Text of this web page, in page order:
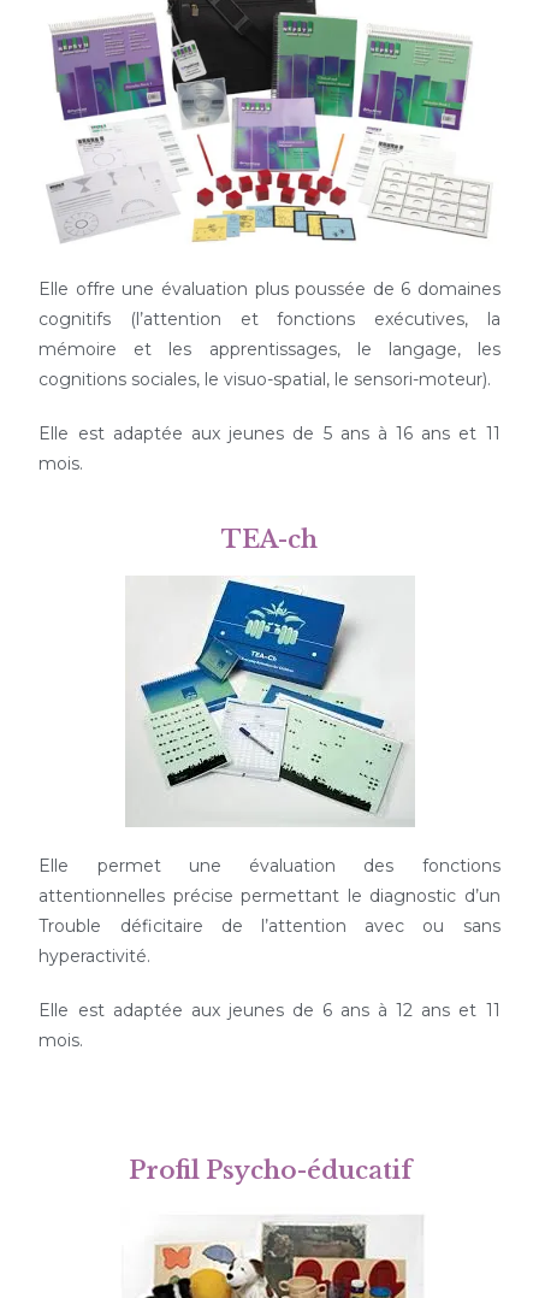
Elle offre une évaluation plus poussée de 6 domaines
cognitifs (l’attention et fonctions exécutives, la
mémoire et les apprentissages, le langage, les
cognitions sociales, le visuo-spatial, le sensori-moteur).
Elle est adaptée aux jeunes de 5 ans à 16 ans et 11
mois.
TEA-ch
Elle permet une évaluation des fonctions
attentionnelles précise permettant le diagnostic d’un
Trouble déficitaire de l’attention avec ou sans
hyperactivité.
Elle est adaptée aux jeunes de 6 ans à 12 ans et 11
mois.
Profil Psycho-éducatif